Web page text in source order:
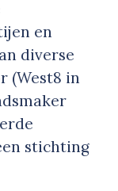
en
diverse
(West8 in
stichting